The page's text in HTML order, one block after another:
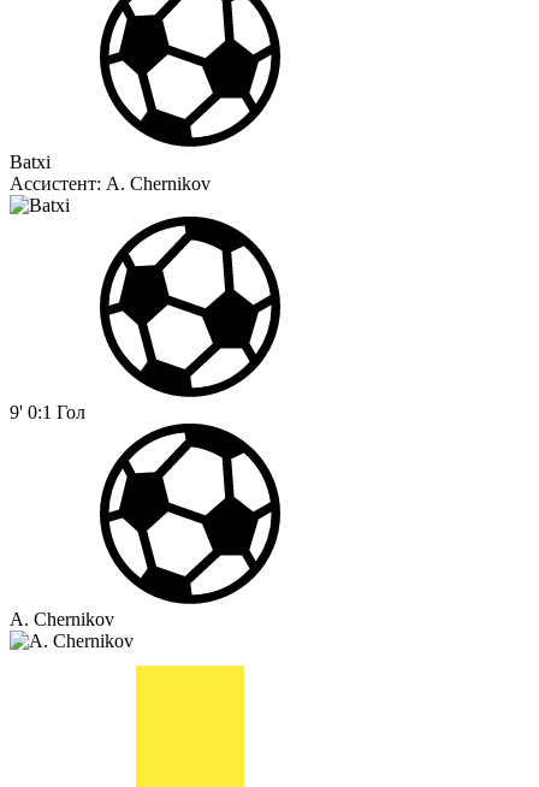
Batxi
Ассистент: A. Chernikov
9' 0:1 Гол
A. Chernikov